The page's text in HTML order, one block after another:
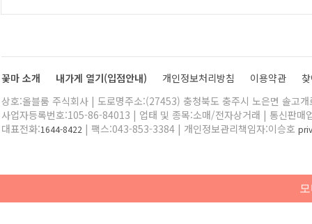
꽃마 소개 내가게 열기(입점안내) 개인정보처리방침 이용약관
상호:올블룸 주식회사 | 도로명주소:(27453) 충청북도 충주시 노은면 솔고
사업자등록번호:105-86-84013 | 업태 및 종목:소매/전자상거래 | 통신판매
대표전화:1644-8422 | 팩스:043-853-3384 | 개인정보관리책임자:이승호